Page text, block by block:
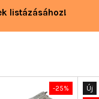
listázásához!
-25%
Új